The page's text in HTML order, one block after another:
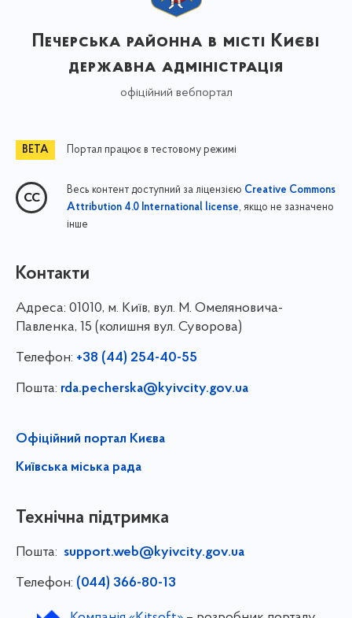
Печерська районна в місті Києві
державна адміністрація
офіційний вебпортал
Портал працює в тестовому режимі
Весь контент доступний за ліцензією Creative Commons
Attribution 4.0 International license, якщо не зазначено
інше
Контакти
Адреса: 01010, м. Київ, вул. М. Омеляновича-
Павленка, 15 (колишня вул. Суворова)
Телефон: +38 (44) 254-40-55
Пошта: rda.pecherska@kyivcity.gov.ua
Офіційний портал Києва
Київська міська рада
Технічна підтримка
Пошта: support.web@kyivcity.gov.ua
Телефон: (044) 366-80-13